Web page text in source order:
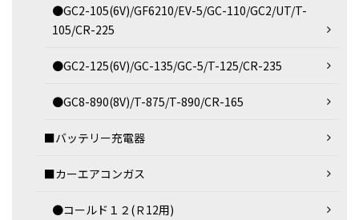
●GC2-105(6V)/GF6210/EV-5/GC-110/GC2/UT/T-
105/CR-225
●GC2-125(6V)/GC-135/GC-5/T-125/CR-235
●GC8-890(8V)/T-875/T-890/CR-165
■バッテリー充電器
■カーエアコンガス
●コールド１２(Ｒ12用)